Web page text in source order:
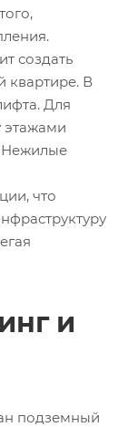
создать
квартире. В
Для
Нежилые
что
и
подземный